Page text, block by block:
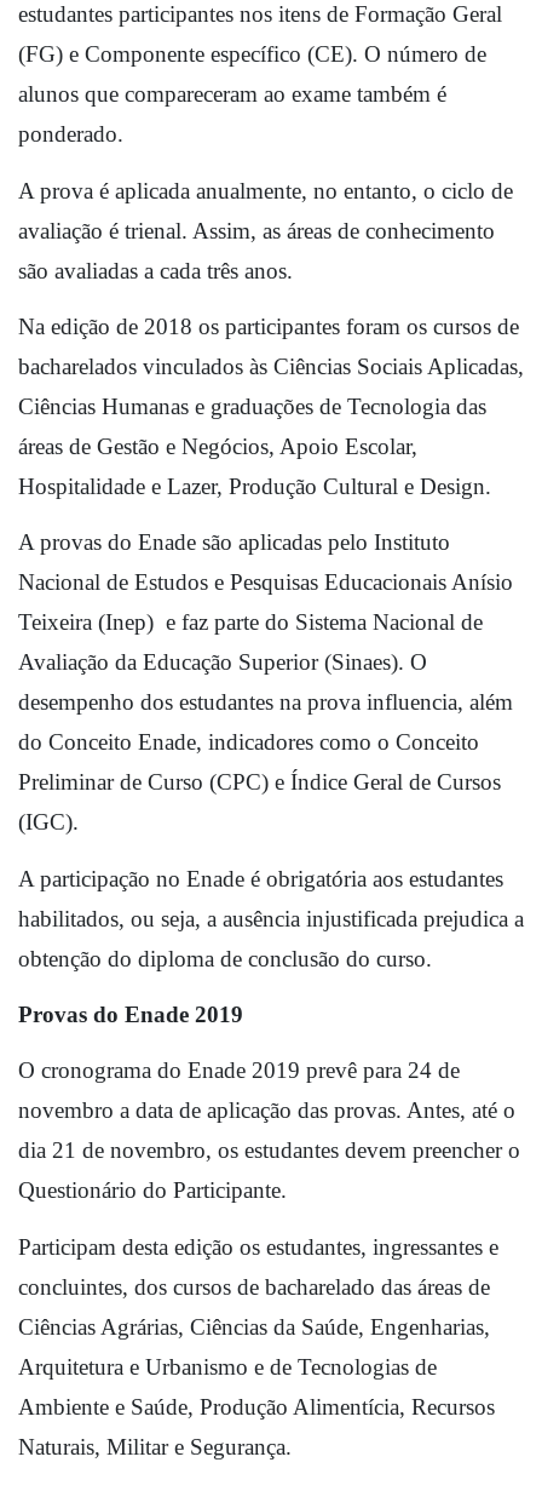
estudantes participantes nos itens de Formação Geral
(FG) e Componente específico (CE). O número de
alunos que compareceram ao exame também é
ponderado.
A prova é aplicada anualmente, no entanto, o ciclo de
avaliação é trienal. Assim, as áreas de conhecimento
são avaliadas a cada três anos.
Na edição de 2018 os participantes foram os cursos de
bacharelados vinculados às Ciências Sociais Aplicadas,
Ciências Humanas e graduações de Tecnologia das
áreas de Gestão e Negócios, Apoio Escolar,
Hospitalidade e Lazer, Produção Cultural e Design.
A provas do Enade são aplicadas pelo Instituto
Nacional de Estudos e Pesquisas Educacionais Anísio
Teixeira (Inep)  e faz parte do Sistema Nacional de
Avaliação da Educação Superior (Sinaes). O
desempenho dos estudantes na prova influencia, além
do Conceito Enade, indicadores como o Conceito
Preliminar de Curso (CPC) e Índice Geral de Cursos
(IGC).
A participação no Enade é obrigatória aos estudantes
habilitados, ou seja, a ausência injustificada prejudica a
obtenção do diploma de conclusão do curso.
Provas do Enade 2019
O cronograma do Enade 2019 prevê para 24 de
novembro a data de aplicação das provas. Antes, até o
dia 21 de novembro, os estudantes devem preencher o
Questionário do Participante.
Participam desta edição os estudantes, ingressantes e
concluintes, dos cursos de bacharelado das áreas de
Ciências Agrárias, Ciências da Saúde, Engenharias,
Arquitetura e Urbanismo e de Tecnologias de
Ambiente e Saúde, Produção Alimentícia, Recursos
Naturais, Militar e Segurança.